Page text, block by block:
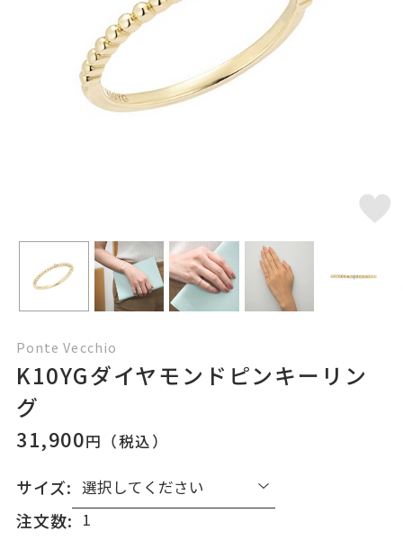
Ponte Vecchio
K10YGダイヤモンドピンキーリン
グ
31,900円（税込）
サイズ:
注文数: